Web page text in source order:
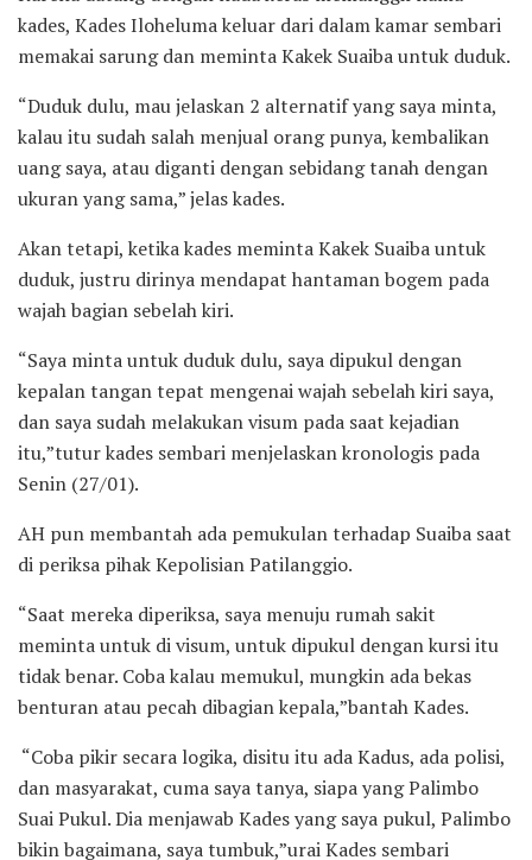
kades, Kades Iloheluma keluar dari dalam kamar sembari
memakai sarung dan meminta Kakek Suaiba untuk duduk.
“Duduk dulu, mau jelaskan 2 alternatif yang saya minta,
kalau itu sudah salah menjual orang punya, kembalikan
uang saya, atau diganti dengan sebidang tanah dengan
ukuran yang sama,” jelas kades.
Akan tetapi, ketika kades meminta Kakek Suaiba untuk
duduk, justru dirinya mendapat hantaman bogem pada
wajah bagian sebelah kiri.
“Saya minta untuk duduk dulu, saya dipukul dengan
kepalan tangan tepat mengenai wajah sebelah kiri saya,
dan saya sudah melakukan visum pada saat kejadian
itu,”tutur kades sembari menjelaskan kronologis pada
Senin (27/01).
AH pun membantah ada pemukulan terhadap Suaiba saat
di periksa pihak Kepolisian Patilanggio.
“Saat mereka diperiksa, saya menuju rumah sakit
meminta untuk di visum, untuk dipukul dengan kursi itu
tidak benar. Coba kalau memukul, mungkin ada bekas
benturan atau pecah dibagian kepala,”bantah Kades.
“Coba pikir secara logika, disitu itu ada Kadus, ada polisi,
dan masyarakat, cuma saya tanya, siapa yang Palimbo
Suai Pukul. Dia menjawab Kades yang saya pukul, Palimbo
bikin bagaimana, saya tumbuk,”urai Kades sembari